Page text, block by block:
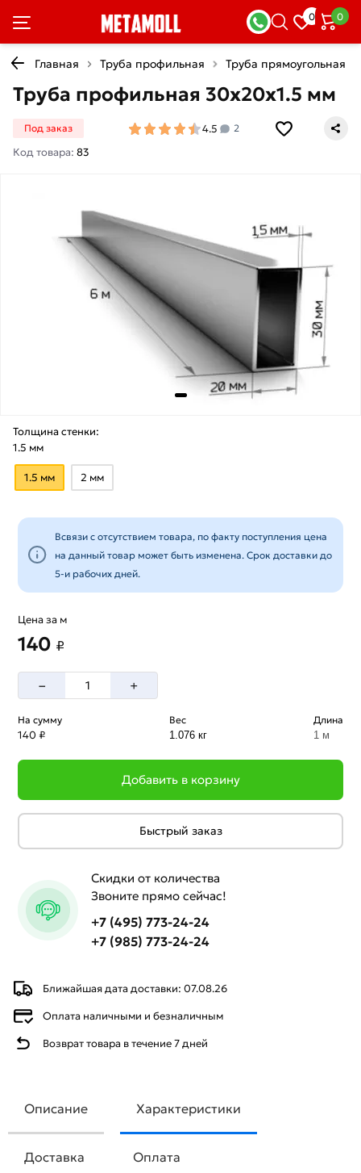
0 0
Главная Труба профильная Труба прямоугольная
Труба профильная 30х20х1.5 мм
Под заказ 4.5 2
Код товара: 83
Толщина стенки:
1.5 мм
1.5 мм 2 мм
Ближайшая дата доставки: 07.08.26
Оплата наличными и безналичным
Возврат товара в течение 7 дней
Всвязи с отсутствием товара, по факту поступления цена
на данный товар может быть изменена. Срок доставки до
5-и рабочих дней.
Цена за м
140 ₽
– +
На сумму
140 ₽
Вес
1.076 кг
Длина
1 м
Добавить в корзину
Быстрый заказ
Скидки от количества
Звоните прямо сейчас!
+7 (495) 773-24-24
+7 (985) 773-24-24
Описание Характеристики
Доставка Оплата